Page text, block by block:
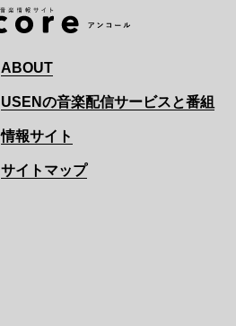
ABOUT
USENの音楽配信サービスと番組
情報サイト
サイトマップ